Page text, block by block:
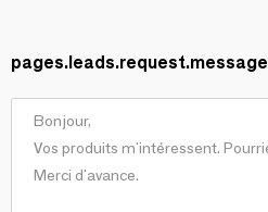
pages.leads.request.message